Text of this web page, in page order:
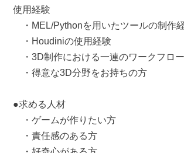
使用経験
・MEL/Pythonを用いたツールの制作
・Houdiniの使用経験
・3D制作における一連のワークフロ
・得意な3D分野をお持ちの方
●求める人材
・ゲームが作りたい方
・責任感のある方